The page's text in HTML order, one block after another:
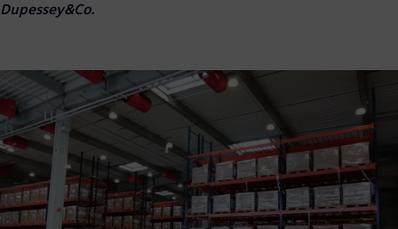
Dupessey&Co.